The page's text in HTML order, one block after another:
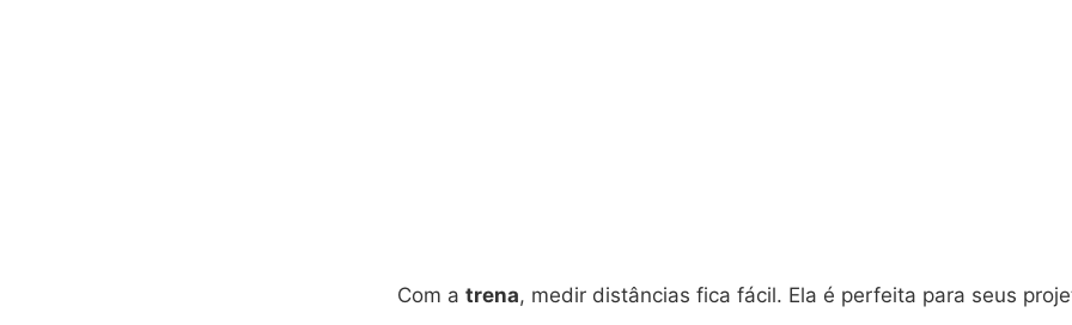
Com a trena, medir distâncias fica fácil. Ela é perfeita para seus